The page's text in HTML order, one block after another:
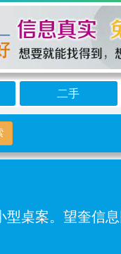
二手
桌案‌。望奎信